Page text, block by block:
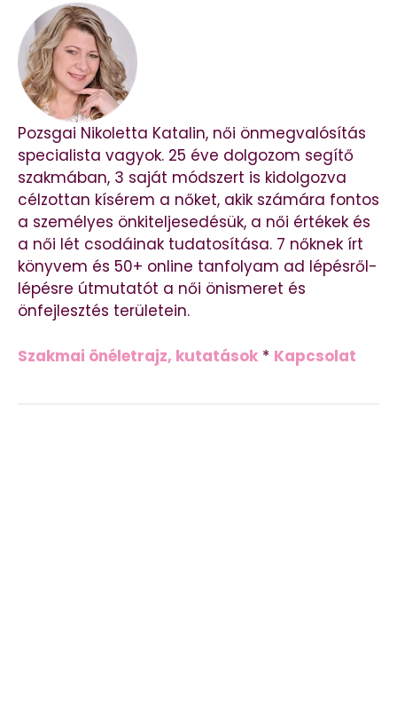
Pozsgai Nikoletta Katalin, női önmegvalósítás
specialista vagyok. 25 éve dolgozom segítő
szakmában, 3 saját módszert is kidolgozva
célzottan kísérem a nőket, akik számára fontos
a személyes önkiteljesedésük, a női értékek és
a női lét csodáinak tudatosítása. 7 nőknek írt
könyvem és 50+ online tanfolyam ad lépésről-
lépésre útmutatót a női önismeret és
önfejlesztés területein.
Szakmai önéletrajz, kutatások * Kapcsolat